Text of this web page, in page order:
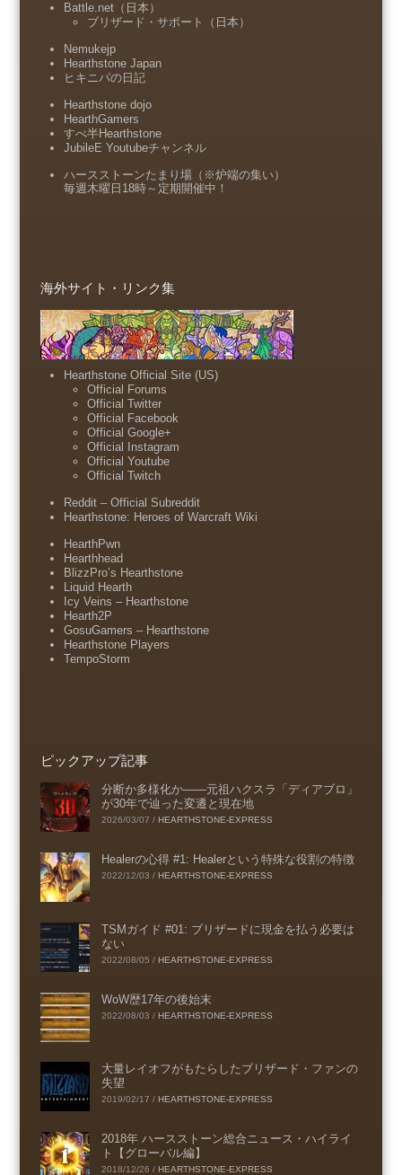
Battle.net（日本）
ブリザード・サポート（日本）
Nemukejp
Hearthstone Japan
ヒキニパの日記
Hearthstone dojo
HearthGamers
すべ半Hearthstone
JubileE Youtubeチャンネル
ハースストーンたまり場（※炉端の集い）
毎週木曜日18時～定期開催中！
海外サイト・リンク集
Hearthstone Official Site (US)
Official Forums
Official Twitter
Official Facebook
Official Google+
Official Instagram
Official Youtube
Official Twitch
Reddit – Official Subreddit
Hearthstone: Heroes of Warcraft Wiki
HearthPwn
Hearthhead
BlizzPro’s Hearthstone
Liquid Hearth
Icy Veins – Hearthstone
Hearth2P
GosuGamers – Hearthstone
Hearthstone Players
TempoStorm
ピックアップ記事
分断か多様化か――元祖ハクスラ「ディアブロ」
が30年で辿った変遷と現在地
2026/03/07 / HEARTHSTONE-EXPRESS
Healerの心得 #1: Healerという特殊な役割の特徴
2022/12/03 / HEARTHSTONE-EXPRESS
TSMガイド #01: ブリザードに現金を払う必要は
ない
2022/08/05 / HEARTHSTONE-EXPRESS
WoW歴17年の後始末
2022/08/03 / HEARTHSTONE-EXPRESS
大量レイオフがもたらしたブリザード・ファンの
失望
2019/02/17 / HEARTHSTONE-EXPRESS
2018年 ハースストーン総合ニュース・ハイライ
ト【グローバル編】
2018/12/26 / HEARTHSTONE-EXPRESS